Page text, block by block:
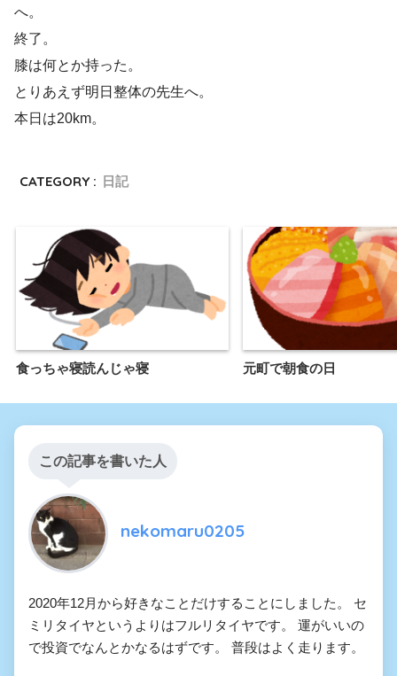
へ。
終了。
膝は何とか持った。
とりあえず明日整体の先生へ。
本日は20km。
CATEGORY : 日記
食っちゃ寝読んじゃ寝 元町で朝食の日
この記事を書いた人
nekomaru0205
2020年12月から好きなことだけすることにしました。 セ
ミリタイヤというよりはフルリタイヤです。 運がいいの
で投資でなんとかなるはずです。 普段はよく走ります。